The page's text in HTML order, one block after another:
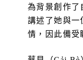
為背景創作了
講述了她與一
情，因此備受